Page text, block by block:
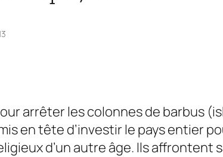
arrêter les colonnes de barbus
en tête d’investir le pays entier
d’un autre âge. Ils affrontent